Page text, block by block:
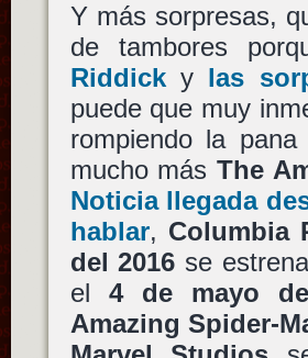
Y más sorpresas,
de tambores
Riddicky las
puede que muy
rompiendo la
mucho másThe
Noticia llegada
hablar, Columbia
del 2016 se
el 4 de mayo
Amazing Spider-